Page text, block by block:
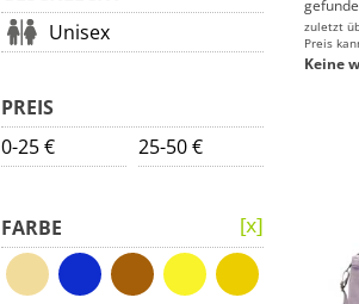
Unisex
PREIS
0-25 €
25-50 €
FARBE
zuletzt
Preis
Keine